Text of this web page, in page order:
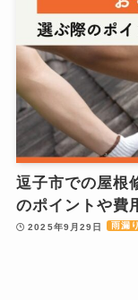
逗子市での屋根
のポイントや費
2025年9月29日 雨漏